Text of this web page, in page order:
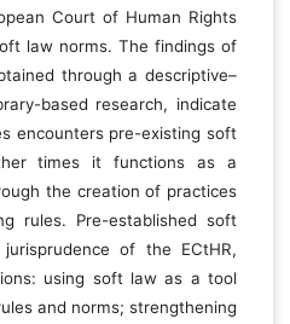
Court of Human Rights
law norms. The findings of
through a descriptive–
based research, indicate
encounters pre-existing soft
times it functions as a
the creation of practices
rules. Pre-established soft
of the ECtHR,
using soft law as a tool
and norms; strengthening